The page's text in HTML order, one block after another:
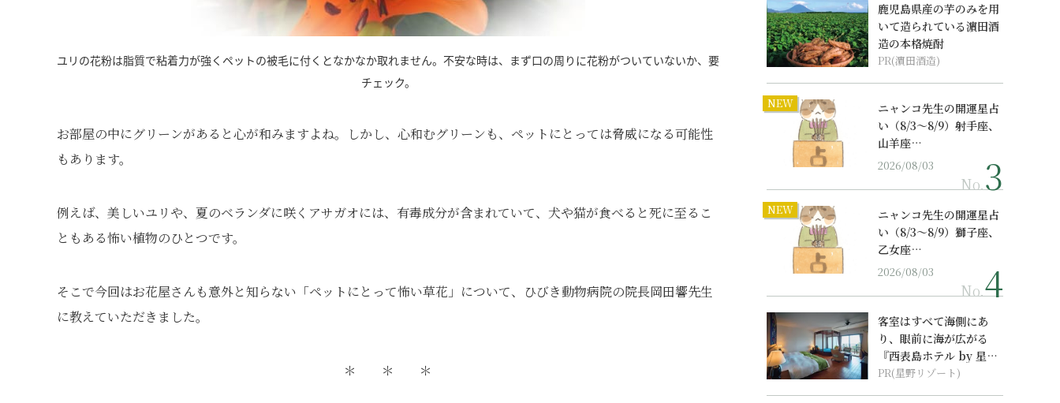
ユリの花粉は脂質で粘着力が強くペットの被毛に付くとなかなか取れません。不安な時は、まず口の周りに花粉がついていないか、要
チェック。
お部屋の中にグリーンがあると心が和みますよね。しかし、心和むグリーンも、ペットにとっては脅威になる可能性
もあります。
例えば、美しいユリや、夏のベランダに咲くアサガオには、有毒成分が含まれていて、犬や猫が食べると死に至るこ
ともある怖い植物のひとつです。
そこで今回はお花屋さんも意外と知らない「ペットにとって怖い草花」について、ひびき動物病院の院長岡田響先生
に教えていただきました。
＊ ＊ ＊
鹿児島県産の芋のみを用
いて造られている濵田酒
造の本格焼酎
PR(濵田酒造)
NEW
ニャンコ先生の開運星占
い（8/3～8/9）射手座、
山羊座…
2026/08/03
No.
NEW
ニャンコ先生の開運星占
い（8/3～8/9）獅子座、
乙女座…
2026/08/03
No.
客室はすべて海側にあ
り、眼前に海が広がる
『西表島ホテル by 星野
リゾート』
PR(星野リゾート)